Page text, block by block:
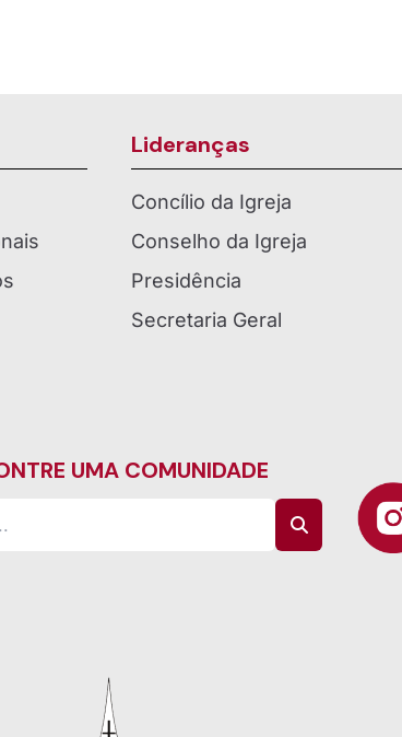
Lideranças
Concílio da Igreja
Conselho da Igreja
Presidência
Secretaria Geral
UMA COMUNIDADE